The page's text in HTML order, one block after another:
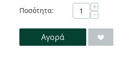
Ποσότητα: +
−
Αγορά